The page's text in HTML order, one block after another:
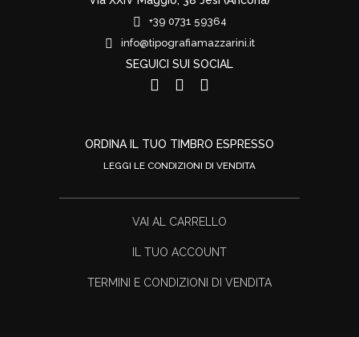
+39 0731 59364
info@tipografiamazzarini.it
SEGUICI SUI SOCIAL
ORDINA IL TUO TIMBRO ESPRESSO
LEGGI LE CONDIZIONI DI VENDITA
VAI AL CARRELLO
IL TUO ACCOUNT
TERMINI E CONDIZIONI DI VENDITA